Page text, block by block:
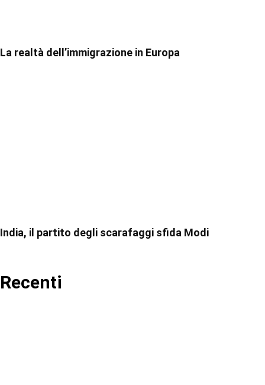
La realtà dell’immigrazione in Europa
India, il partito degli scarafaggi sfida Modi
Recenti